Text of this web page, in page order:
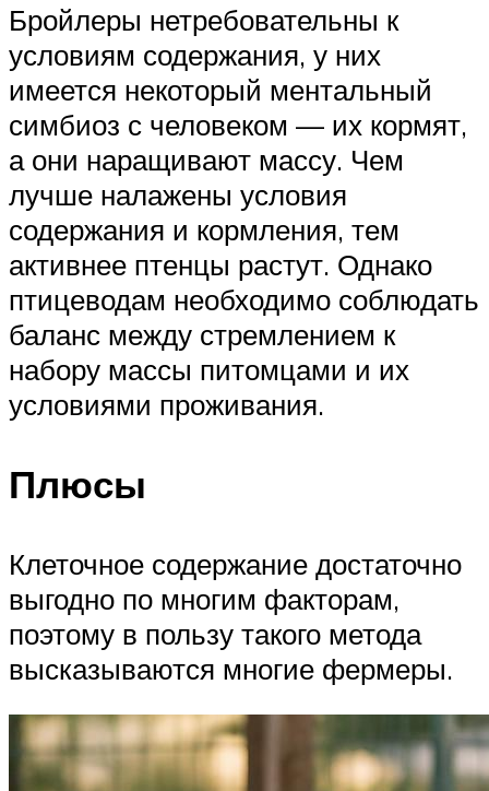
Бройлеры нетребовательны к
условиям содержания, у них
имеется некоторый ментальный
симбиоз с человеком — их кормят,
а они наращивают массу. Чем
лучше налажены условия
содержания и кормления, тем
активнее птенцы растут. Однако
птицеводам необходимо соблюдать
баланс между стремлением к
набору массы питомцами и их
условиями проживания.
Плюсы
Клеточное содержание достаточно
выгодно по многим факторам,
поэтому в пользу такого метода
высказываются многие фермеры.